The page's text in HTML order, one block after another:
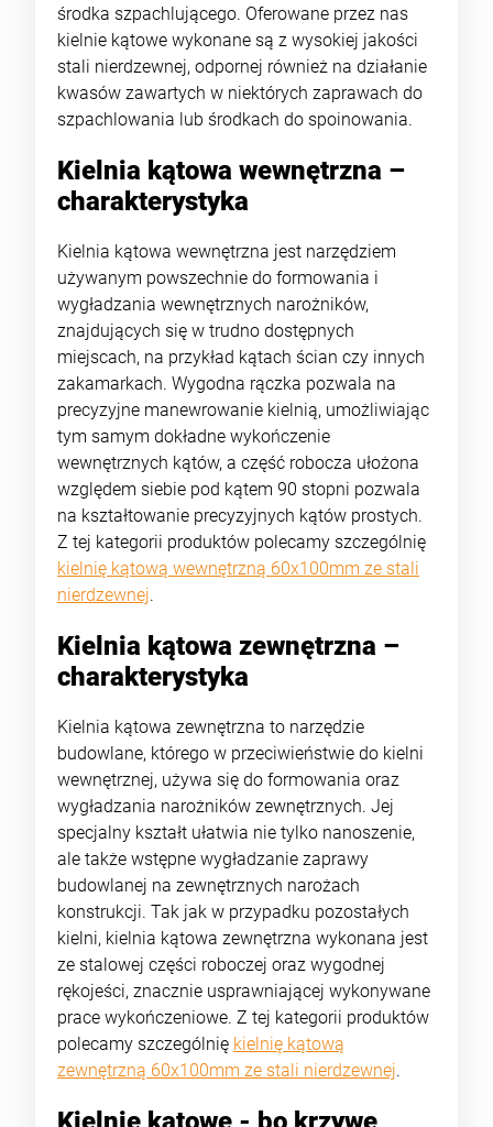
środka szpachlującego. Oferowane przez nas
kielnie kątowe wykonane są z wysokiej jakości
stali nierdzewnej, odpornej również na działanie
kwasów zawartych w niektórych zaprawach do
szpachlowania lub środkach do spoinowania.
Kielnia kątowa wewnętrzna –
charakterystyka
Kielnia kątowa wewnętrzna jest narzędziem
używanym powszechnie do formowania i
wygładzania wewnętrznych narożników,
znajdujących się w trudno dostępnych
miejscach, na przykład kątach ścian czy innych
zakamarkach. Wygodna rączka pozwala na
precyzyjne manewrowanie kielnią, umożliwiając
tym samym dokładne wykończenie
wewnętrznych kątów, a część robocza ułożona
względem siebie pod kątem 90 stopni pozwala
na kształtowanie precyzyjnych kątów prostych.
Z tej kategorii produktów polecamy szczególnię
kielnię kątową wewnętrzną 60x100mm ze stali
nierdzewnej.
Kielnia kątowa zewnętrzna –
charakterystyka
Kielnia kątowa zewnętrzna to narzędzie
budowlane, którego w przeciwieństwie do kielni
wewnętrznej, używa się do formowania oraz
wygładzania narożników zewnętrznych. Jej
specjalny kształt ułatwia nie tylko nanoszenie,
ale także wstępne wygładzanie zaprawy
budowlanej na zewnętrznych narożach
konstrukcji. Tak jak w przypadku pozostałych
kielni, kielnia kątowa zewnętrzna wykonana jest
ze stalowej części roboczej oraz wygodnej
rękojeści, znacznie usprawniającej wykonywane
prace wykończeniowe. Z tej kategorii produktów
polecamy szczególnię kielnię kątową
zewnętrzną 60x100mm ze stali nierdzewnej.